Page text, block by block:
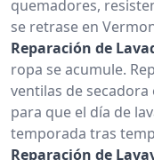
quemadores,
se retrase en
Reparación de
ropa se acumule.
ventilas de
para que el día de
temporada tras
Reparación de